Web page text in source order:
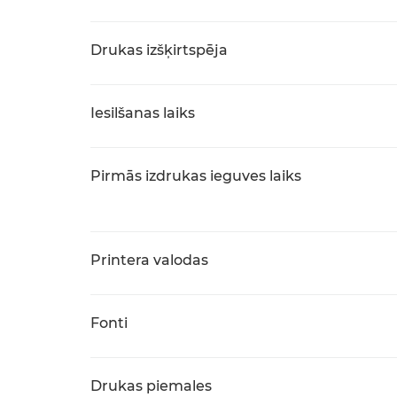
Drukas izšķirtspēja
Iesilšanas laiks
Pirmās izdrukas ieguves laiks
Printera valodas
Fonti
Drukas piemales